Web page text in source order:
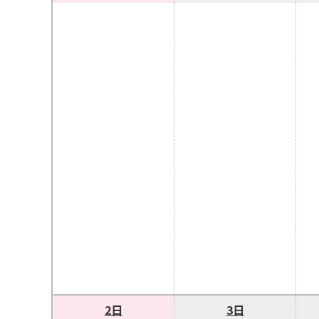
2日 3日